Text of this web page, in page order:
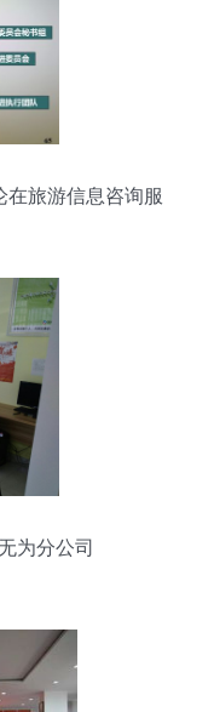
在旅游信息咨询服
为分公司